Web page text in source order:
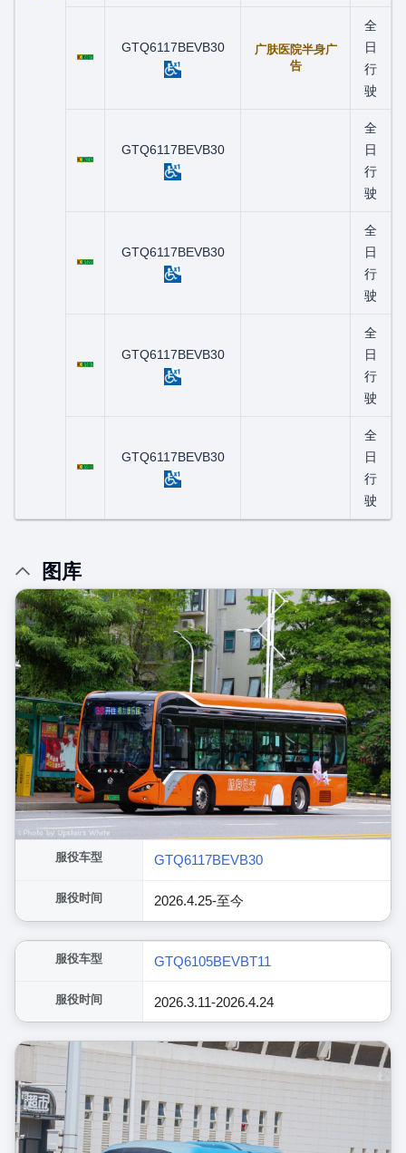
粤C05887D
GTQ6117BEVB30
广肤医院半身广
告
全
日
行
驶
粤C06016D
GTQ6117BEVB30
全
日
行
驶
粤C07122D
GTQ6117BEVB30
全
日
行
驶
粤C07181D
GTQ6117BEVB30
全
日
行
驶
粤C07200D
GTQ6117BEVB30
全
日
行
驶
图库
服役车型 GTQ6117BEVB30
服役时间 2026.4.25-至今
服役车型 GTQ6105BEVBT11
服役时间 2026.3.11-2026.4.24
展开